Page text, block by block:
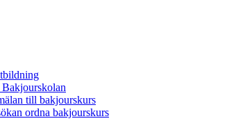
till bakjourskurs
ordna bakjourskurs